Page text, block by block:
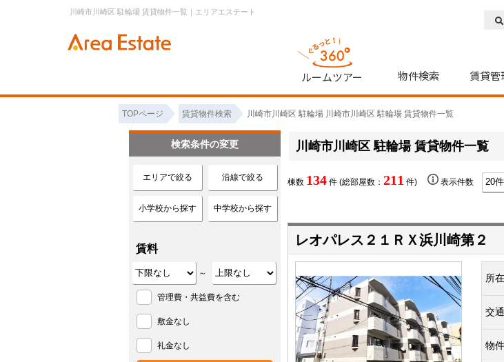
川崎市川崎区 駐輪場 賃貸物件一覧｜エリアエステート
ルームツアー 物件検索 賃貸管
TOPページ 賃貸物件検索 川崎市川崎区 駐輪場 川崎市川崎区 駐輪場 賃貸物件一覧
川崎市川崎区 駐輪場 賃貸物件一覧
棟数 134 件 (総部屋数： 211 件) 表示件数
レオパレス２１ＲＸ浜川崎第２
所
交通
物
検索条件の変更
エリアで絞る 沿線で絞る
小学校から探す 中学校から探す
賃料
～
管理費・共益費を含む
敷金なし
礼金なし